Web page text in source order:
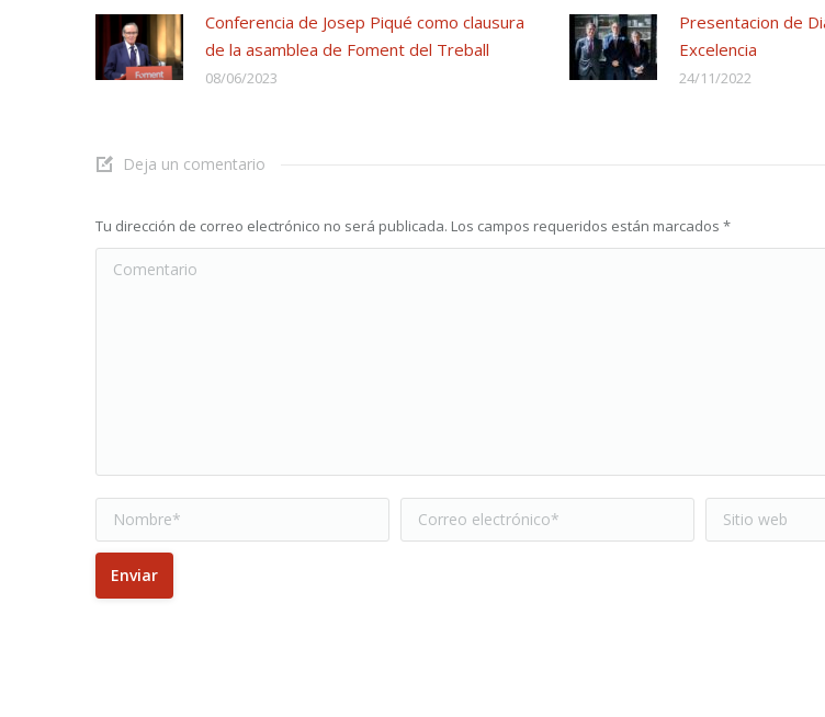
Conferencia de Josep Piqué como clausura
de la asamblea de Foment del Treball
08/06/2023
Presentacion de
Excelencia
24/11/2022
Deja un comentario
Tu dirección de correo electrónico no será publicada. Los campos requeridos están marcados *
Comentario
Nombre * Correo electrónico * Sitio web
Enviar